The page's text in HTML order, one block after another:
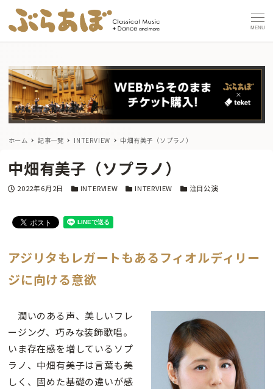
MENU
ホーム 記事一覧 INTERVIEW 中畑有美子（ソプラノ）
中畑有美子（ソプラノ）
投稿日
2022年6月2日 カテゴリー
INTERVIEW カテゴリー
INTERVIEW カテゴリー
注目公演
アジリタもレガートもあるフィオルディリー
ジに向ける意欲
潤いのある声、美しいフレ
ージング、巧みな装飾歌唱。
いま存在感を増しているソプ
ラノ、中畑有美子は言葉も美
しく、固めた基礎の違いが感